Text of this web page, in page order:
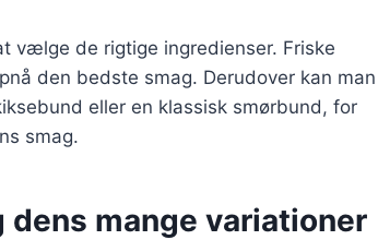
vælge de rigtige ingredienser. Friske
den bedste smag. Derudover kan man
eller en klassisk smørbund, for
smag.
mange variationer